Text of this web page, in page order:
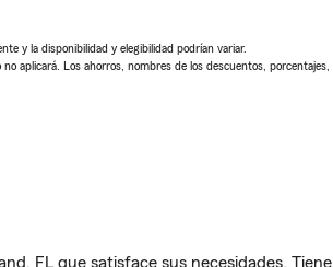
y la disponibilidad y elegibilidad podrían variar.
aplicará. Los ahorros, nombres de los descuentos, porcentajes,
FL que satisface sus necesidades. Tiene